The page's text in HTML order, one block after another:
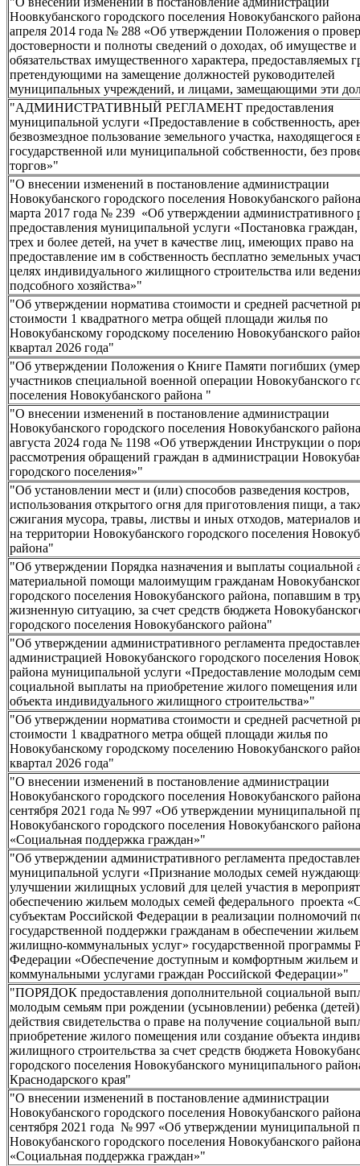
Ноовкубанского городского поселения Новокубанского
апреля 2014 года № 288 «Об утверждении Положения о
достоверности и полноты сведений о доходах, об имуществе и
обязательствах имущественного характера, предоставляемых
претендующими на замещение должностей руководителей
муниципальных учреждений, и лицами, замещающими эти
"АДМИНИСТРАТИВНЫЙ РЕГЛАМЕНТ предоставления
муниципальной услуги «Предоставление в собственность,
безвозмездное пользование земельного участка, находящегося
государственной или муниципальной собственности, без
торгов»"
"О внесении изменений в постановление администрации
Новокубанского городского поселения Новокубанского
марта 2017 года № 239 «Об утверждении административного
предоставления муниципальной услуги «Постановка
трех и более детей, на учет в качестве лиц, имеющих право на
предоставление им в собственность бесплатно земельных
целях индивидуального жилищного строительства или
подсобного хозяйства»"
"Об утверждении норматива стоимости и средней расчетной
стоимости 1 квадратного метра общей площади жилья по
Новокубанскому городскому поселению Новокубанского
квартал 2026 года"
"Об утверждении Положения о Книге Памяти погибших
участников специальной военной операции Новокубанского
поселения Новокубанского района "
"О внесении изменений в постановление администрации
Новокубанского городского поселения Новокубанского
августа 2024 года № 1198 «Об утверждении Инструкции о
рассмотрения обращений граждан в администрации
городского поселения»"
"Об установлении мест и (или) способов разведения костров,
использования открытого огня для приготовления пищи, а
сжигания мусора, травы, листвы и иных отходов, материалов
на территории Новокубанского городского поселения
района"
"Об утверждении Порядка назначения и выплаты социальной
материальной помощи малоимущим гражданам
городского поселения Новокубанского района, попавшим в
жизненную ситуацию, за счет средств бюджета
городского поселения Новокубанского района"
"Об утверждении административного регламента
администрацией Новокубанского городского поселения
района муниципальной услуги «Предоставление молодым
социальной выплаты на приобретение жилого помещения или
объекта индивидуального жилищного строительства»"
"Об утверждении норматива стоимости и средней расчетной
стоимости 1 квадратного метра общей площади жилья по
Новокубанскому городскому поселению Новокубанского
квартал 2026 года"
"О внесении изменений в постановление администрации
Новокубанского городского поселения Новокубанского
сентября 2021 года № 997 «Об утверждении муниципальной
Новокубанского городского поселения Новокубанского района
«Социальная поддержка граждан»"
"Об утверждении административного регламента
муниципальной услуги «Признание молодых семей
улучшении жилищных условий для целей участия в
обеспечению жильем молодых семей федерального проекта
субъектам Российской Федерации в реализации полномочий
государственной поддержки гражданам в обеспечении
жилищно-коммунальных услуг» государственной программы
Федерации «Обеспечение доступным и комфортным жильем и
коммунальными услугами граждан Российской Федерации»"
"ПОРЯДОК предоставления дополнительной социальной
молодым семьям при рождении (усыновлении) ребенка
действия свидетельства о праве на получение социальной
приобретение жилого помещения или создание объекта
жилищного строительства за счет средств бюджета
городского поселения Новокубанского муниципального
Краснодарского края"
"О внесении изменений в постановление администрации
Новокубанского городского поселения Новокубанского
сентября 2021 года № 997 «Об утверждении муниципальной
Новокубанского городского поселения Новокубанского района
«Социальная поддержка граждан»"